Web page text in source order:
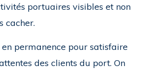
portuaires visibles et non
cacher.
permanence pour satisfaire
des clients du port. On